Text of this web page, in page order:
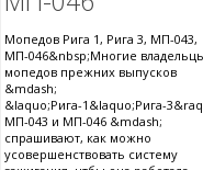
Мопедов Рига 1, Рига 3, МП-043,
МП-046&nbsp;Многие
мопедов прежних выпусков
&mdash;
&laquo;Рига-1&laquo;Рига-
МП-043 и МП-046 &mdash;
спрашивают, как можно
усовершенствовать систему